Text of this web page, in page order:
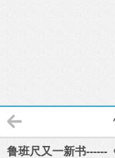
鲁班尺又一新书------